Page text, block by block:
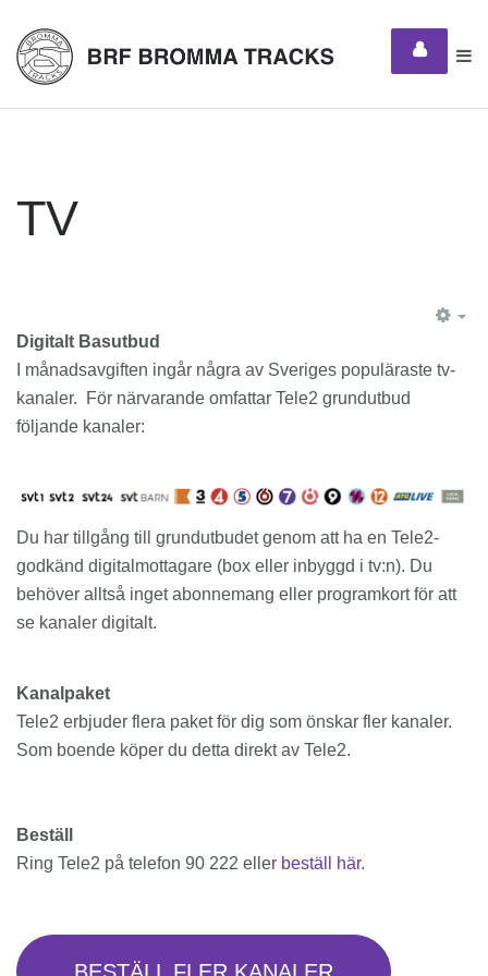
TV
Digitalt Basutbud
I månadsavgiften ingår några av Sveriges populäraste tv-
kanaler. För närvarande omfattar Tele2 grundutbud
följande kanaler:
Du har tillgång till grundutbudet genom att ha en Tele2-
godkänd digitalmottagare (box eller inbyggd i tv:n). Du
behöver alltså inget abonnemang eller programkort för att
se kanaler digitalt.
Kanalpaket
Tele2 erbjuder flera paket för dig som önskar fler kanaler.
Som boende köper du detta direkt av Tele2.
Beställ
Ring Tele2 på telefon 90 222 eller beställ här.